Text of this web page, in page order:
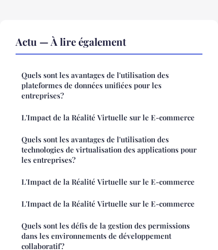
Actu — À lire également
Quels sont les avantages de l'utilisation des
plateformes de données unifiées pour les
entreprises?
L'Impact de la Réalité Virtuelle sur le E-commerce
Quels sont les avantages de l'utilisation des
technologies de virtualisation des applications pour
les entreprises?
L'Impact de la Réalité Virtuelle sur le E-commerce
L'Impact de la Réalité Virtuelle sur le E-commerce
Quels sont les défis de la gestion des permissions
dans les environnements de développement
collaboratif?